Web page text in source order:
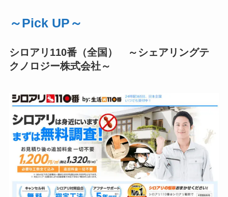
～Pick UP～
シロアリ110番（全国） ～シェアリングテ
クノロジー株式会社～